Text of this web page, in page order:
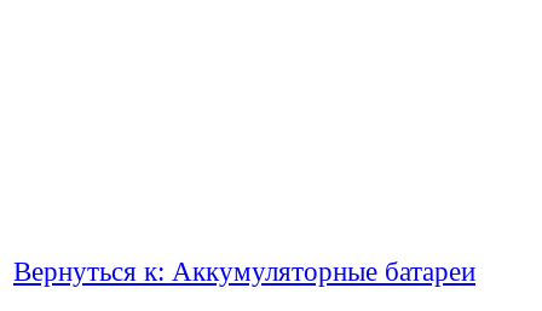
Вернуться к: Аккумуляторные батареи